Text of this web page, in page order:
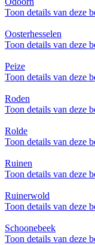
Toon details van deze
Oosterhesselen
Toon details van deze
Peize
Toon details van deze
Roden
Toon details van deze
Rolde
Toon details van deze
Ruinen
Toon details van deze
Ruinerwold
Toon details van deze
Schoonebeek
Toon details van deze